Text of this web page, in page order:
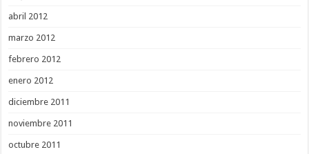
abril 2012
marzo 2012
febrero 2012
enero 2012
diciembre 2011
noviembre 2011
octubre 2011